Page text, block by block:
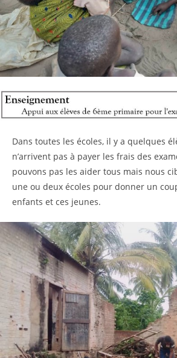
Dans toutes les écoles, il y a quelques
n’arrivent pas à payer les frais des
pouvons pas les aider tous mais nous
une ou deux écoles pour donner un
enfants et ces jeunes.